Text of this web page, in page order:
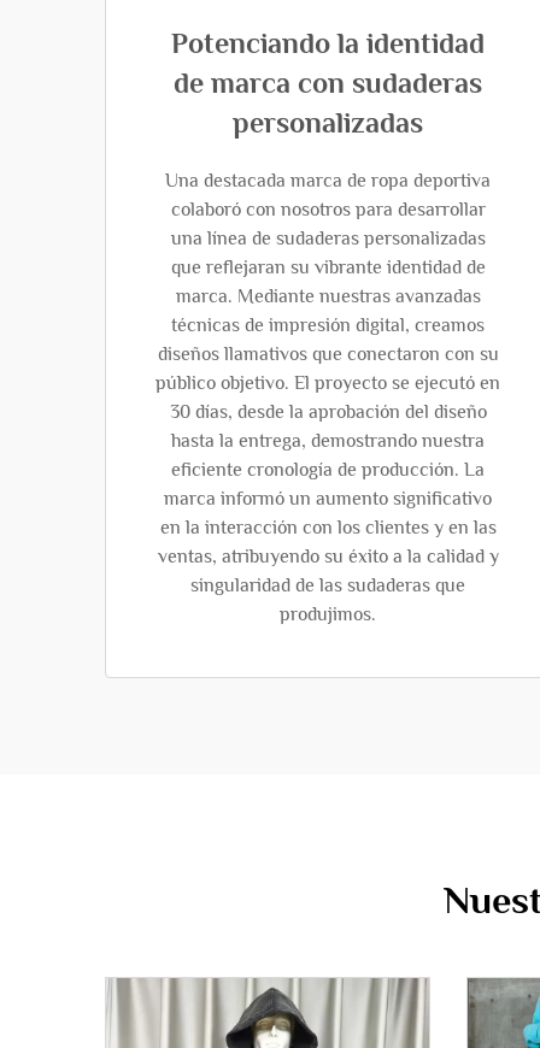
Potenciando la identidad
de marca con sudaderas
personalizadas
Una destacada marca de ropa deportiva
colaboró con nosotros para desarrollar
una línea de sudaderas personalizadas
que reflejaran su vibrante identidad de
marca. Mediante nuestras avanzadas
técnicas de impresión digital, creamos
diseños llamativos que conectaron con su
público objetivo. El proyecto se ejecutó en
30 días, desde la aprobación del diseño
hasta la entrega, demostrando nuestra
eficiente cronología de producción. La
marca informó un aumento significativo
en la interacción con los clientes y en las
ventas, atribuyendo su éxito a la calidad y
singularidad de las sudaderas que
produjimos.